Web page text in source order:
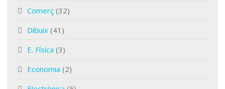
Comerç (32)
Dibuix (41)
E. Física (3)
Economia (2)